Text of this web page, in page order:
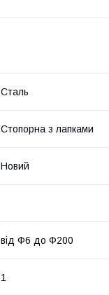
Сталь
Стопорна з лапками
Новий
від Ф6 до Ф200
1